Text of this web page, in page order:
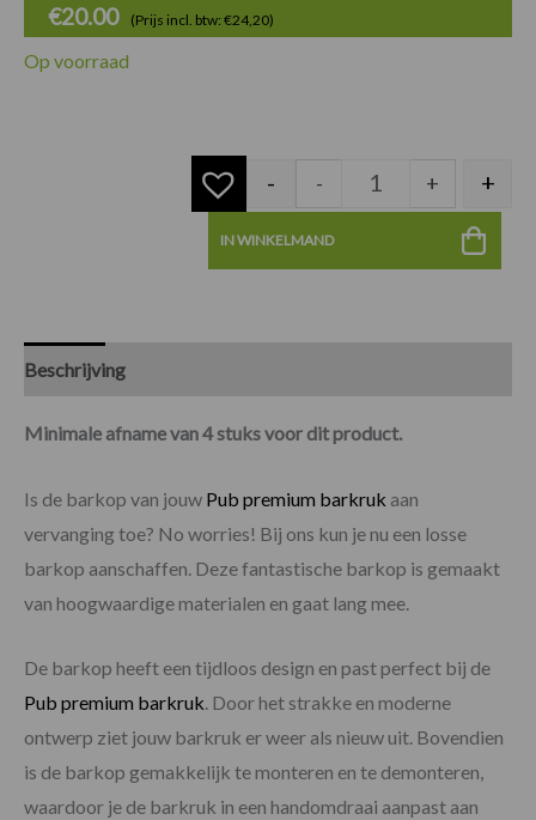
€20.00 (Prijs incl. btw: €24,20)
Op voorraad
- - + +
IN WINKELMAND
Beschrijving
Minimale afname van 4 stuks voor dit product.
Is de barkop van jouw Pub premium barkruk aan
vervanging toe? No worries! Bij ons kun je nu een losse
barkop aanschaffen. Deze fantastische barkop is gemaakt
van hoogwaardige materialen en gaat lang mee.
De barkop heeft een tijdloos design en past perfect bij de
Pub premium barkruk. Door het strakke en moderne
ontwerp ziet jouw barkruk er weer als nieuw uit. Bovendien
is de barkop gemakkelijk te monteren en te demonteren,
waardoor je de barkruk in een handomdraai aanpast aan